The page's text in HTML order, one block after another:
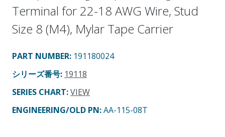
Terminal for 22-18 AWG Wire, Stud
Size 8 (M4), Mylar Tape Carrier
PART NUMBER: 191180024
シリーズ番号: 19118
SERIES CHART:VIEW
ENGINEERING/OLD PN:AA-115-08T